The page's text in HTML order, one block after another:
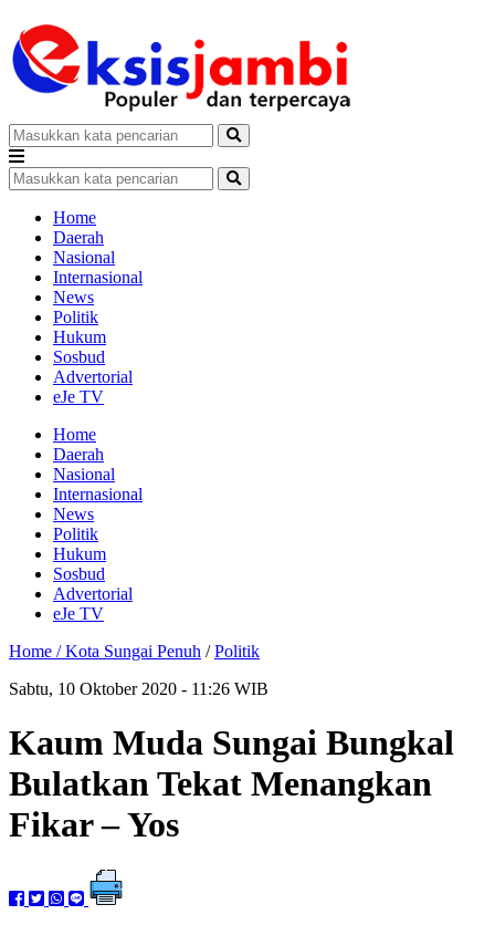
Home
Daerah
Nasional
Internasional
News
Politik
Hukum
Sosbud
Advertorial
eJe TV
Home
Daerah
Nasional
Internasional
News
Politik
Hukum
Sosbud
Advertorial
eJe TV
Home /Kota Sungai Penuh /Politik
Sabtu, 10 Oktober 2020 - 11:26 WIB
Kaum Muda Sungai Bungkal
Bulatkan Tekat Menangkan
Fikar – Yos